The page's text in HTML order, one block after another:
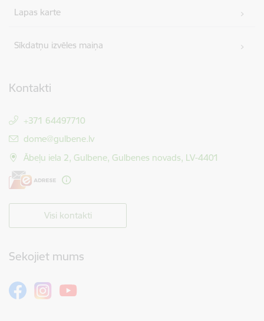
Lapas karte
Sīkdatņu izvēles maiņa
Kontakti
+371 64497710
E-pasts:
dome@gulbene.lv
Ābeļu iela 2, Gulbene, Gulbenes novads, LV-4401
Visi kontakti
Sekojiet mums